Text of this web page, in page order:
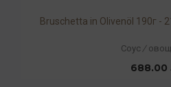
Bruschetta in Olivenöl 190г -
Соус /
688.00